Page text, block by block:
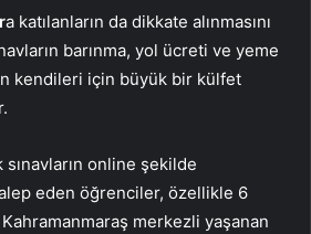
a katılanların da dikkate alınmasını
barınma, yol ücreti ve yeme
kendileri için büyük bir külfet
sınavların online şekilde
eden öğrenciler, özellikle 6
merkezli yaşanan